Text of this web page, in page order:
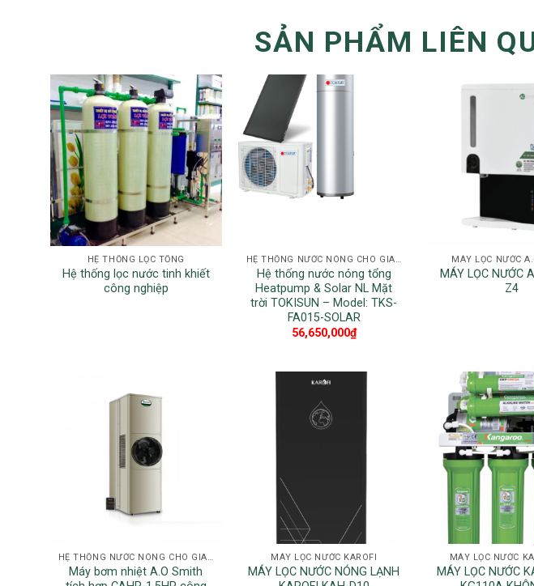
SẢN PHẨM LIÊN
HỆ THỐNG LỌC TỔNG
Hệ thống lọc nước tinh khiết
công nghiệp
HỆ THỐNG NƯỚC NÓNG CHO GIA ĐÌNH
Hệ thống nước nóng tổng
Heatpump & Solar NL Mặt
trời TOKISUN – Model: TKS-
FA015-SOLAR
56,650,000₫
MÁY LỌC NƯỚC
MÁY LỌC NƯỚC
Z4
HỆ THỐNG NƯỚC NÓNG CHO GIA ĐÌNH
Máy bơm nhiệt A.O Smith
MÁY LỌC NƯỚC KAROFI
MÁY LỌC NƯỚC NÓNG LẠNH
MÁY LỌC NƯỚC
MÁY LỌC NƯỚC